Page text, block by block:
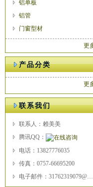
铝单板
铝管
门窗型材
更
产品分类
更
联系我们
联系人：赖美美
腾讯QQ：
电话：13827776035
传真：0757-66695200
电子邮件：31762319079@qq.com